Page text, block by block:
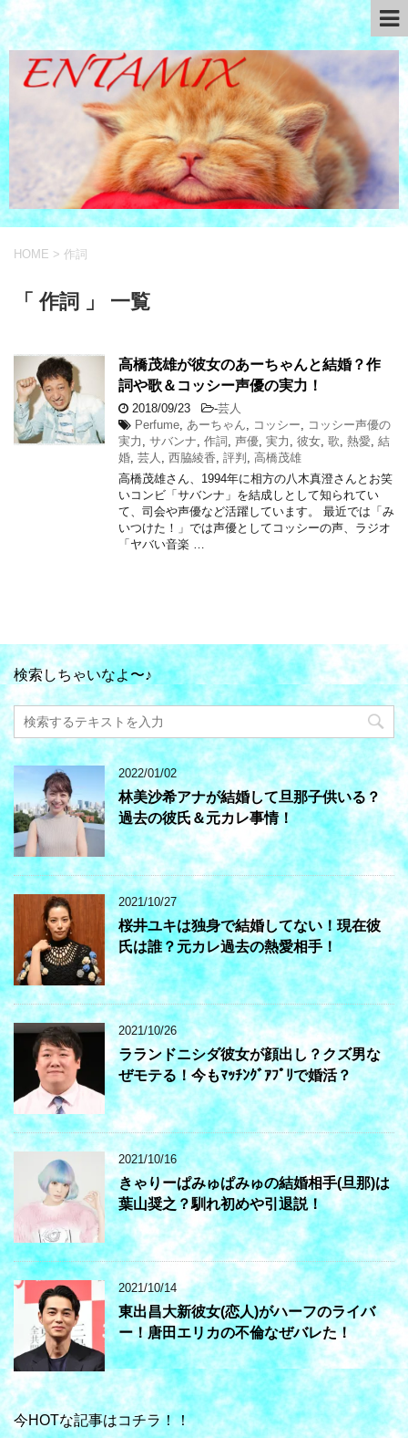
HOME > 作詞
「 作詞 」 一覧
高橋茂雄が彼女のあーちゃんと結婚？作
詞や歌＆コッシー声優の実力！
2018/09/23 -芸人
Perfume あーちゃん コッシー
コッシー声優の
実力
サバンナ 作詞 声優 実力 彼女 歌 熱愛 結
婚 芸人 西脇綾香 評判
高橋茂雄
高橋茂雄さん、1994年に相方の八木真澄さんとお笑
いコンビ「サバンナ」を結成しとして知られてい
て、司会や声優など活躍しています。 最近では「み
いつけた！」では声優としてコッシーの声、ラジオ
「ヤバい音楽 …
検索しちゃいなよ〜♪
2022/01/02
林美沙希アナが結婚して旦那子供いる？
過去の彼氏＆元カレ事情！
2021/10/27
桜井ユキは独身で結婚してない！現在彼
氏は誰？元カレ過去の熱愛相手！
2021/10/26
ラランドニシダ彼女が顔出し？クズ男な
ぜモテる！今もﾏｯﾁﾝｸﾞｱﾌﾟﾘで婚活？
2021/10/16
きゃりーぱみゅぱみゅの結婚相手(旦那)は
葉山奨之？馴れ初めや引退説！
2021/10/14
東出昌大新彼女(恋人)がハーフのライバ
ー！唐田エリカの不倫なぜバレた！
今HOTな記事はコチラ！！